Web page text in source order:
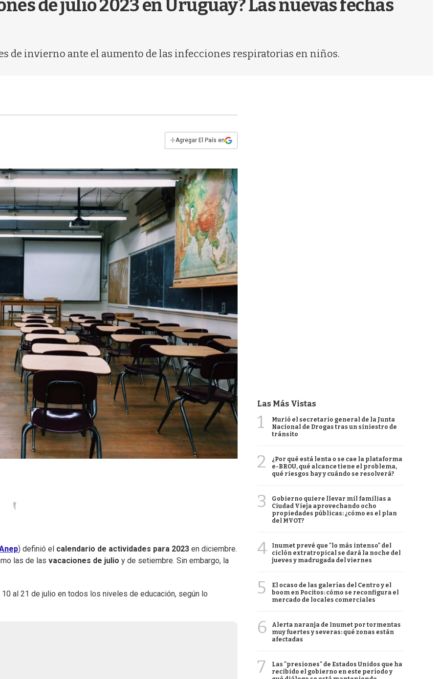
de julio 2023 en Uruguay? Las nuevas fechas
de invierno ante el aumento de las infecciones respiratorias en niños.
+Agregar El País en
) definió el calendario de actividades para 2023 en diciembre.
las de las vacaciones de julio y de setiembre. Sin embargo, la
al 21 de julio en todos los niveles de educación, según lo
Las Más Vistas
1
Murió el secretario general de la Junta
Nacional de Drogas tras un siniestro de
tránsito
2
¿Por qué está lenta o se cae la plataforma
e-BROU, qué alcance tiene el problema,
qué riesgos hay y cuándo se resolverá?
3
Gobierno quiere llevar mil familias a
Ciudad Vieja aprovechando ocho
propiedades públicas: ¿cómo es el plan
del MVOT?
4
Inumet prevé que "lo más intenso" del
ciclón extratropical se dará la noche del
jueves y madrugada del viernes
5
El ocaso de las galerías del Centro y el
boom en Pocitos: cómo se reconfigura el
mercado de locales comerciales
6
Alerta naranja de Inumet por tormentas
muy fuertes y severas: qué zonas están
afectadas
7
Las "presiones" de Estados Unidos que ha
recibido el gobierno en este período y